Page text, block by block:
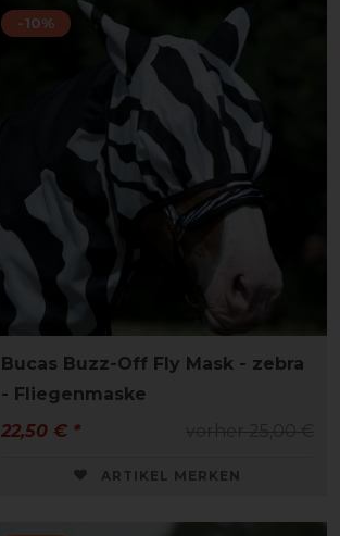
-10%
Bucas Buzz-Off Fly Mask - zebra
- Fliegenmaske
22,50 € *
ARTIKEL MERKEN